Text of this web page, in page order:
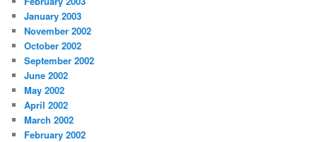
January 2003
November 2002
October 2002
September 2002
June 2002
May 2002
April 2002
March 2002
February 2002